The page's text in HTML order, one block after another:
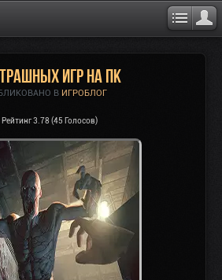
игр на ПК
В ИГРОБЛОГ
Рейтинг 3.78 (45 Голосов)